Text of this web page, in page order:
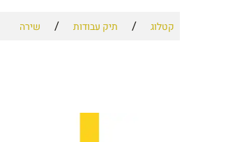
קטלוג / תיק עבודות / שירה